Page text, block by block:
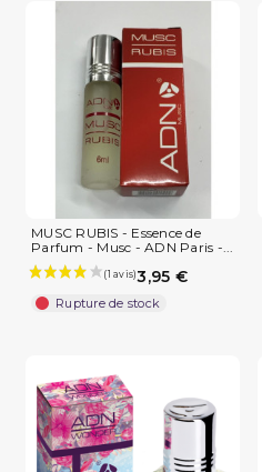
MUSC RUBIS - Essence de
Parfum - Musc - ADN Paris -...
3,95 €
Rupture de stock